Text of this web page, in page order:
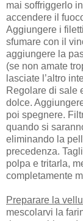
mai soffriggerlo
accendere il
Aggiungere i
sfumare con il
aggiungere la
(se non amate
lasciate l’altro
Regolare di sale
dolce.
poi spegnere.
quando si
eliminando la
precedenza.
polpa e tritarla,
completamente
Preparare la
mescolarvi la